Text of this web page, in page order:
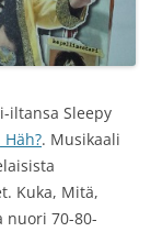
iltansa Sleepy
. Musikaali
Kuka, Mitä,
nuori 70-80-